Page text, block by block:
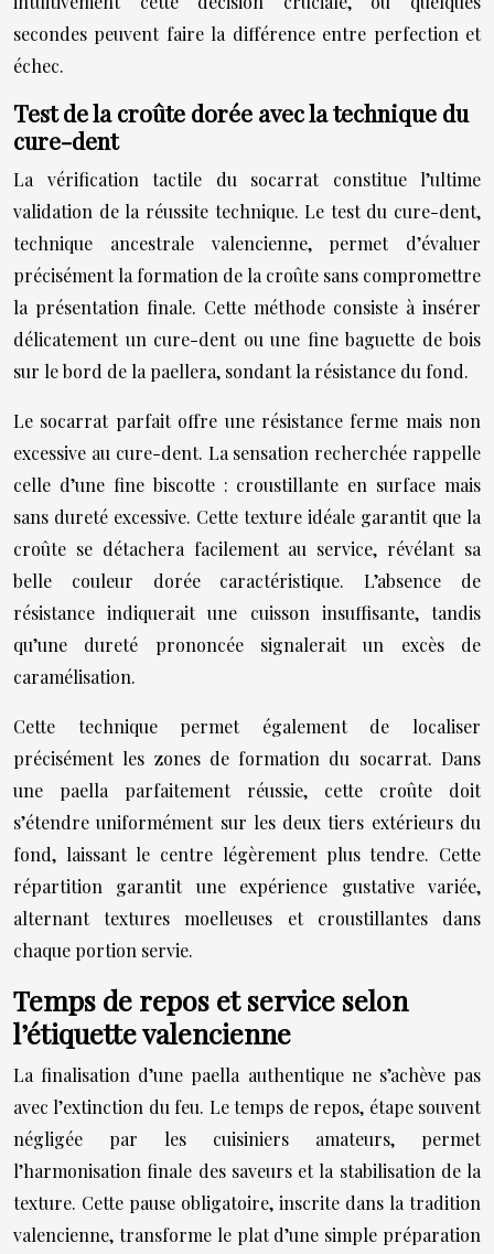
secondes peuvent faire la différence entre perfection et
échec.
Test de la croûte dorée avec la technique du
cure-dent
La vérification tactile du socarrat constitue l’ultime
validation de la réussite technique. Le test du cure-dent,
technique ancestrale valencienne, permet d’évaluer
précisément la formation de la croûte sans compromettre
la présentation finale. Cette méthode consiste à insérer
délicatement un cure-dent ou une fine baguette de bois
sur le bord de la paellera, sondant la résistance du fond.
Le socarrat parfait offre une résistance ferme mais non
excessive au cure-dent. La sensation recherchée rappelle
celle d’une fine biscotte : croustillante en surface mais
sans dureté excessive. Cette texture idéale garantit que la
croûte se détachera facilement au service, révélant sa
belle couleur dorée caractéristique. L’absence de
résistance indiquerait une cuisson insuffisante, tandis
qu’une dureté prononcée signalerait un excès de
caramélisation.
Cette technique permet également de localiser
précisément les zones de formation du socarrat. Dans
une paella parfaitement réussie, cette croûte doit
s’étendre uniformément sur les deux tiers extérieurs du
fond, laissant le centre légèrement plus tendre. Cette
répartition garantit une expérience gustative variée,
alternant textures moelleuses et croustillantes dans
chaque portion servie.
Temps de repos et service selon
l’étiquette valencienne
La finalisation d’une paella authentique ne s’achève pas
avec l’extinction du feu. Le temps de repos, étape souvent
négligée par les cuisiniers amateurs, permet
l’harmonisation finale des saveurs et la stabilisation de la
texture. Cette pause obligatoire, inscrite dans la tradition
valencienne, transforme le plat d’une simple préparation